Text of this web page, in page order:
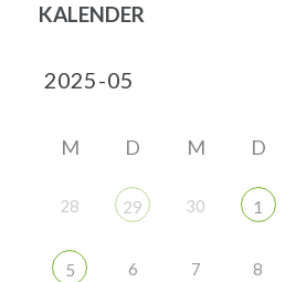
KALENDER
M D M D
28 29 30 1
5 6 7 8